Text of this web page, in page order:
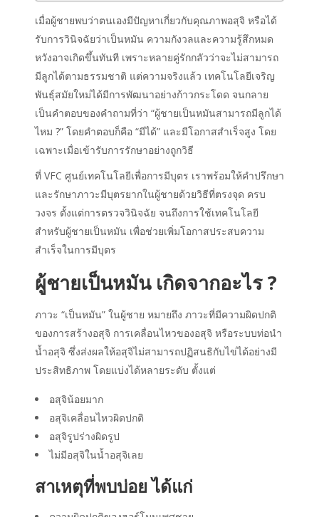
เมื่อผู้ชายพบว่าตนเองมีปัญหาเกี่ยวกับคุณภาพอสุจิ หรือได้
รับการวินิจฉัยว่าเป็นหมัน ความกังวลและความรู้สึกหมด
หวังอาจเกิดขึ้นทันที เพราะหลายคู่รักกลัวว่าจะไม่สามารถ
มีลูกได้ตามธรรมชาติ แต่ความจริงแล้ว เทคโนโลยีเจริญ
พันธุ์สมัยใหม่ได้มีการพัฒนาอย่างก้าวกระโดด จนกลาย
เป็นคำตอบของคำถามที่ว่า “ผู้ชายเป็นหมันสามารถมีลูกได้
ไหม ?” โดยคำตอบก็คือ “มีได้” และมีโอกาสสำเร็จสูง โดย
เฉพาะเมื่อเข้ารับการรักษาอย่างถูกวิธี
ที่ VFC ศูนย์เทคโนโลยีเพื่อการมีบุตร เราพร้อมให้คำปรึกษา
และรักษาภาวะมีบุตรยากในผู้ชายด้วยวิธีที่ตรงจุด ครบ
วงจร ตั้งแต่การตรวจวินิจฉัย จนถึงการใช้เทคโนโลยี
สำหรับผู้ชายเป็นหมัน เพื่อช่วยเพิ่มโอกาสประสบความ
สำเร็จในการมีบุตร
ผู้ชายเป็นหมัน เกิดจากอะไร ?
ภาวะ “เป็นหมัน” ในผู้ชาย หมายถึง ภาวะที่มีความผิดปกติ
ของการสร้างอสุจิ การเคลื่อนไหวของอสุจิ หรือระบบท่อนำ
น้ำอสุจิ ซึ่งส่งผลให้อสุจิไม่สามารถปฏิสนธิกับไข่ได้อย่างมี
ประสิทธิภาพ โดยแบ่งได้หลายระดับ ตั้งแต่
อสุจิน้อยมาก
อสุจิเคลื่อนไหวผิดปกติ
อสุจิรูปร่างผิดรูป
ไม่มีอสุจิในน้ำอสุจิเลย
สาเหตุที่พบบ่อย ได้แก่